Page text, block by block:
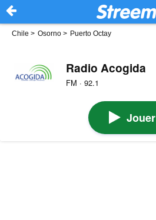
Chile > Osorno > Puerto Octay
Radio Acogida
FM · 92.1
Jouer